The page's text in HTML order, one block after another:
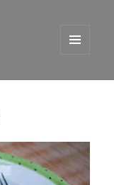
WIDGETS